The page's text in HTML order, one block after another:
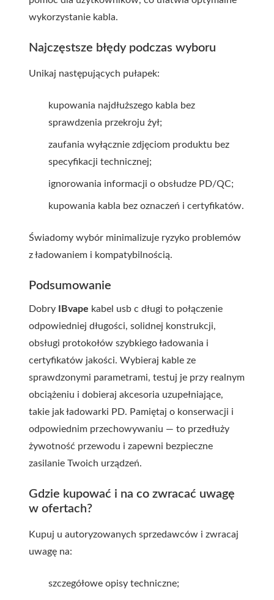
wykorzystanie kabla.
Najczęstsze błędy podczas wyboru
Unikaj następujących pułapek:
kupowania najdłuższego kabla bez
sprawdzenia przekroju żył;
zaufania wyłącznie zdjęciom produktu bez
specyfikacji technicznej;
ignorowania informacji o obsłudze PD/QC;
kupowania kabla bez oznaczeń i certyfikatów.
Świadomy wybór minimalizuje ryzyko problemów
z ładowaniem i kompatybilnością.
Podsumowanie
Dobry IBvape kabel usb c długi to połączenie
odpowiedniej długości, solidnej konstrukcji,
obsługi protokołów szybkiego ładowania i
certyfikatów jakości. Wybieraj kable ze
sprawdzonymi parametrami, testuj je przy realnym
obciążeniu i dobieraj akcesoria uzupełniające,
takie jak ładowarki PD. Pamiętaj o konserwacji i
odpowiednim przechowywaniu — to przedłuży
żywotność przewodu i zapewni bezpieczne
zasilanie Twoich urządzeń.
Gdzie kupować i na co zwracać uwagę
w ofertach?
Kupuj u autoryzowanych sprzedawców i zwracaj
uwagę na:
szczegółowe opisy techniczne;